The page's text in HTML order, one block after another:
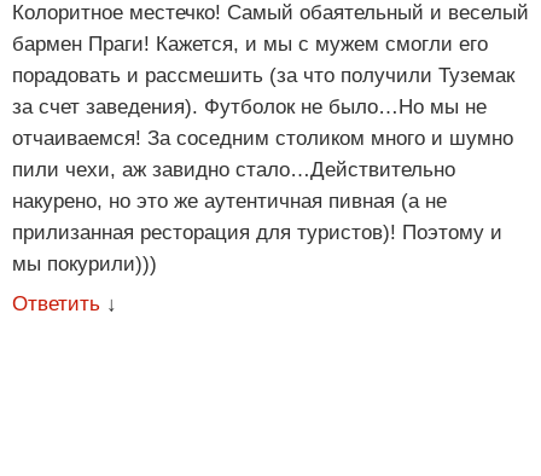
Колоритное местечко! Самый обаятельный и веселый
бармен Праги! Кажется, и мы с мужем смогли его
порадовать и рассмешить (за что получили Туземак
за счет заведения). Футболок не было…Но мы не
отчаиваемся! За соседним столиком много и шумно
пили чехи, аж завидно стало…Действительно
накурено, но это же аутентичная пивная (а не
прилизанная ресторация для туристов)! Поэтому и
мы покурили)))
Ответить ↓